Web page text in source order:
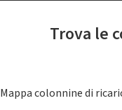
Trova le
Mappa colonnine di